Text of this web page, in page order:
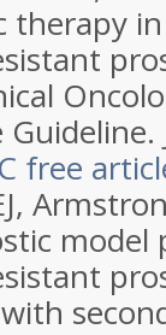
therapy
Guideline.
free
model